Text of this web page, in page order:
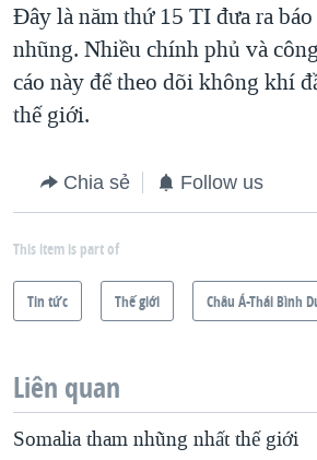
Đây là năm thứ 15 TI đưa ra
nhũng. Nhiều chính phủ và
cáo này để theo dõi không khí
thế giới.
Chia sẻ Follow us
This item is part of
Tin tức Thế giới Châu Á-Thái Bình
Liên quan
Somalia tham nhũng nhất thế giới